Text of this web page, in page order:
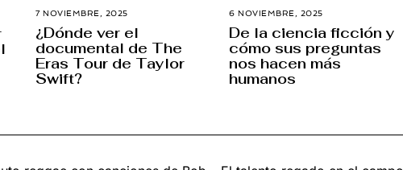
7 NOVIEMBRE, 2025
I
C
E
2
¿Dónde ver el
documental de The
Eras Tour de Taylor
Swift?
6 NOVIEMBRE, 2025
D
I
C
I
,
De la ciencia ficción y
cómo sus preguntas
nos hacen más
humanos